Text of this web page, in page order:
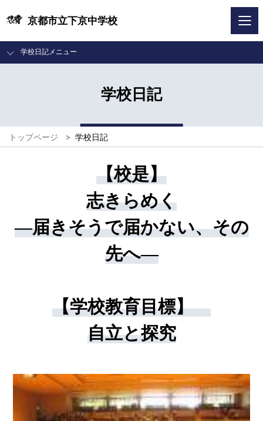
京都市立下京中学校
学校日記メニュー
学校日記
トップページ > 学校日記
【校是】
志きらめく
―届きそうで届かない、その
先へ―
【学校教育目標】
自立と探究